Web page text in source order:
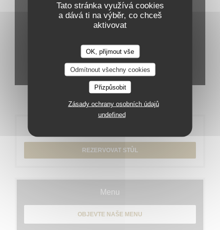
Tato stránka využívá cookies
a dává ti na výběr, co chceš
aktivovat
OK, přijmout vše
Odmítnout všechny cookies
Přizpůsobit
Zásady ochrany osobních údajů
undefined
REZERVOVAT STŮL
Menu
OBJEVTE NAŠE MENU